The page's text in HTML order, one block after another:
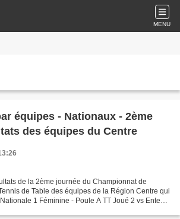
MENU
équipes - Nationaux - 2ème
des équipes du Centre
de la 2ème journée du Championnat de
de Table des équipes de la Région Centre qui
1 Féminine - Poule A TT Joué 2 vs Entente